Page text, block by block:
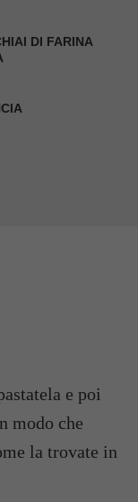
DI FARINA
e poi
modo che
la trovate in